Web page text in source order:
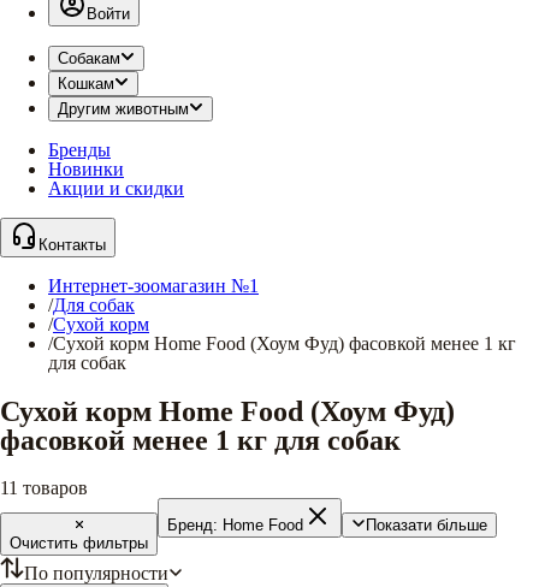
Войти
Собакам
Кошкам
Другим животным
Бренды
Новинки
Акции и скидки
Контакты
Интернет-зоомагазин №1
/Для собак
/Сухой корм
/Сухой корм Home Food (Хоум Фуд) фасовкой менее 1 кг
для собак
Сухой корм Home Food (Хоум Фуд)
фасовкой менее 1 кг для собак
11 товаров
Очистить фильтры
Бренд: Home Food Показати більше
По популярности